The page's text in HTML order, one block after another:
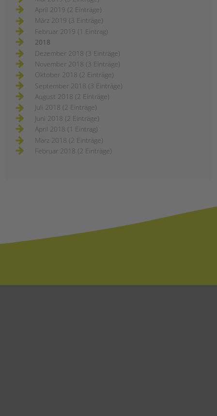
April 2019 (2 Einträge)
März 2019 (3 Einträge)
Februar 2019 (1 Eintrag)
2018
Dezember 2018 (3 Einträge)
November 2018 (3 Einträge)
Oktober 2018 (2 Einträge)
September 2018 (3 Einträge)
August 2018 (2 Einträge)
Juli 2018 (2 Einträge)
Juni 2018 (2 Einträge)
April 2018 (1 Eintrag)
März 2018 (2 Einträge)
Februar 2018 (2 Einträge)